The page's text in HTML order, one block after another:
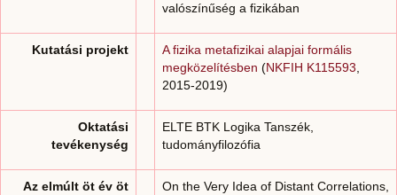
valószínűség a fizikában
Kutatási projekt
A fizika metafizikai alapjai formális
megközelítésben (NKFIH K115593
2015-2019)
Oktatási
tevékenység
ELTE BTK Logika Tanszék,
tudományfilozófia
Az elmúlt öt év öt
On the Very Idea of Distant Correlations,